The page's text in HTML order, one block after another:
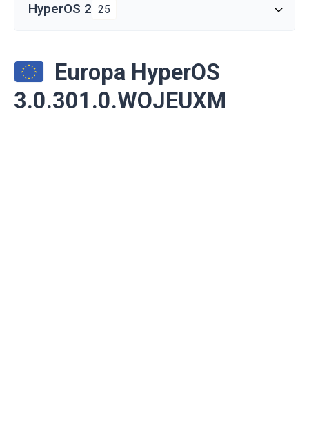
HyperOS 2 25
Europa HyperOS
3.0.301.0.WOJEUXM